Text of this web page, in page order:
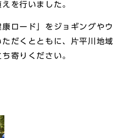
を行いました。
康ロード」をジョギングやウ
だくとともに、片平川地域
寄りください。